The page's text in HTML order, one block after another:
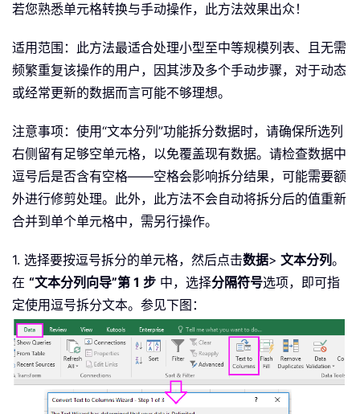
若您熟悉单元格转换与手动操作，此方法效果出众！
适用范围：此方法最适合处理小型至中等规模列表、且无需
频繁重复该操作的用户，因其涉及多个手动步骤，对于动态
或经常更新的数据而言可能不够理想。
注意事项：使用“文本分列”功能拆分数据时，请确保所选列
右侧留有足够空单元格，以免覆盖现有数据。请检查数据中
逗号后是否含有空格——空格会影响拆分结果，可能需要额
外进行修剪处理。此外，此方法不会自动将拆分后的值重新
合并到单个单元格中，需另行操作。
1. 选择要按逗号拆分的单元格，然后点击数据> 文本分列。
在 “文本分列向导”第 1 步 中，选择分隔符号选项，即可指
定使用逗号拆分文本。参见下图：